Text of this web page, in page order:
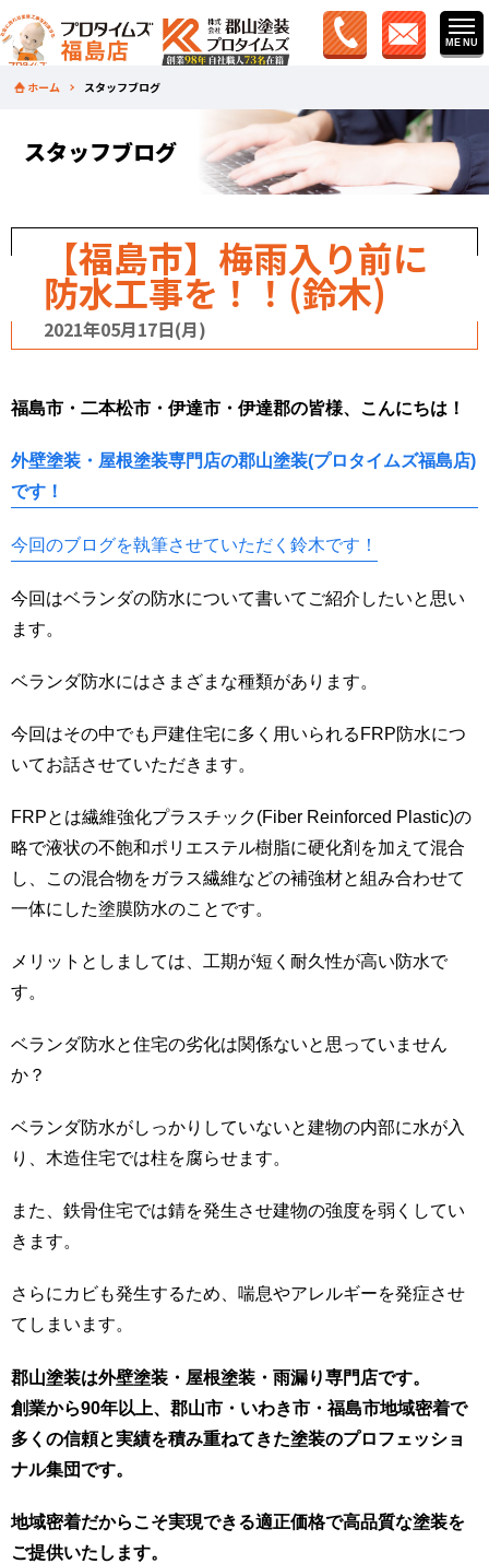
ホーム スタッフブログ
スタッフブログ
【福島市】梅雨入り前に
防水工事を！！(鈴木)
2021年05月17日(月)
福島市・二本松市・伊達市・伊達郡の皆様、こんにちは！
外壁塗装・屋根塗装専門店の郡山塗装(プロタイムズ福島店)
です！
今回のブログを執筆させていただく鈴木です！
今回はベランダの防水について書いてご紹介したいと思い
ます。
ベランダ防水にはさまざまな種類があります。
今回はその中でも戸建住宅に多く用いられるFRP防水につ
いてお話させていただきます。
FRPとは繊維強化プラスチック(Fiber Reinforced Plastic)の
略で液状の不飽和ポリエステル樹脂に硬化剤を加えて混合
し、この混合物をガラス繊維などの補強材と組み合わせて
一体にした塗膜防水のことです。
メリットとしましては、工期が短く耐久性が高い防水で
す。
ベランダ防水と住宅の劣化は関係ないと思っていません
か？
ベランダ防水がしっかりしていないと建物の内部に水が入
り、木造住宅では柱を腐らせます。
また、鉄骨住宅では錆を発生させ建物の強度を弱くしてい
きます。
さらにカビも発生するため、喘息やアレルギーを発症させ
てしまいます。
郡山塗装は外壁塗装・屋根塗装・雨漏り専門店です。
創業から90年以上、郡山市・いわき市・福島市地域密着で
多くの信頼と実績を積み重ねてきた塗装のプロフェッショ
ナル集団です。
地域密着だからこそ実現できる適正価格で高品質な塗装を
ご提供いたします。